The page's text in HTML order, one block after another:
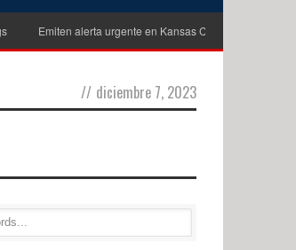
Emiten alerta urgente en Kansas City para localizar a niño
// diciembre 7, 2023